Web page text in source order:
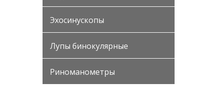
Эхосинускопы
Лупы бинокулярные
Риноманометры